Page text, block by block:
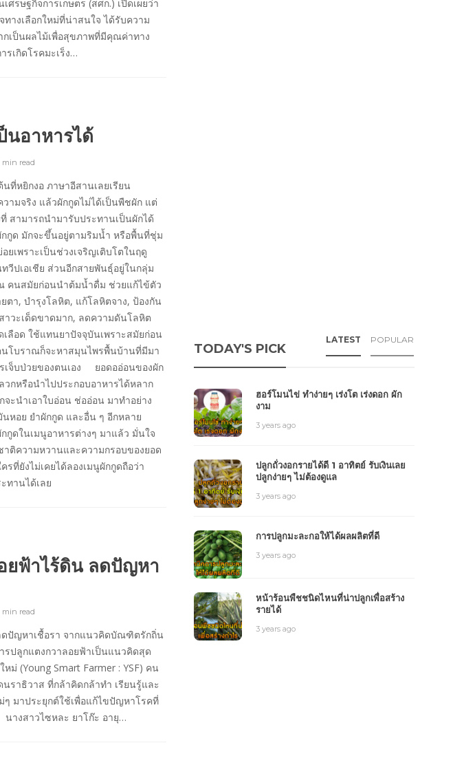
ศรษฐกิจการเกษตร (สศก.) เปิดเผยว่า
ทางเลือกใหม่ที่น่าสนใจ ได้รับความ
กเป็นผลไม้เพื่อสุขภาพที่มีคุณค่าทาง
เกิดโรคมะเร็ง…
นอาหารได้
min read
ที่หยิกงอ ภาษาอีสานเลยเรียน
วามจริง แล้วผักกูดไม่ได้เป็นพืชผัก แต่
สามารถนำมารับประทานเป็นผักได้
กกูด มักจะขึ้นอยู่ตามริมน้ำ หรือพื้นที่ชุ่ม
เพราะเป็นช่วงเจริญเติบโตในฤดู
วีปเอเชีย ส่วนอีกสายพันธุ์อยู่ในกลุ่ม
คนสมัยก่อนนำต้มน้ำดื่ม ช่วยแก้ไข้ตัว
ตา, บำรุงโลหิต, แก้โลหิตจาง, ป้องกัน
าวะเด็ดขาดมาก, ลดความดันโลหิต
เลือด ใช้แทนยาปัจจุบันเพราะสมัยก่อน
นโบราณก็จะหาสมุนไพรพื้นบ้านที่มีมา
เจ็บป่วยของตนเอง ยอดออ่อนของผัก
กหรือนำไปประกอบอาหารได้หลาก
ะนำเอาใบอ่อน ช่ออ่อน มาทำอย่าง
หอย ยำผักกูด และอื่น ๆ อีกหลาย
กูดในเมนูอาหารต่างๆ มาแล้ว มั่นใจ
ติความหวานและความกรอบของยอด
ที่ยังไม่เคยได้ลองเมนูผักกูดถือว่า
ทานได้เลย
ยฟ้าไร้ดิน ลดปัญหา
min read
ปัญหาเชื้อรา จากแนวคิดบัณฑิตรักถิ่น
ปลูกแตงกวาลอยฟ้าเป็นแนวคิดสุด
ม่ (Young Smart Farmer : YSF) คน
นราธิวาส ที่กล้าคิดกล้าทำ เรียนรู้และ
มาประยุกต์ใช้เพื่อแก้ไขปัญหาโรคที่
างสาวไซหละ ยาโก๊ะ อายุ…
TODAY'S PICK
LATEST POPULAR
ฮอร์โมนไข่ ทำง่ายๆ เร่งโต เร่งดอก ผัก
งาม
3 years ago
ปลูกถั่วงอกรายได้ดี 1 อาทิตย์ รับเงินเลย
ปลูกง่ายๆ ไม่ต้องดูแล
3 years ago
การปลูกมะละกอให้ได้ผลผลิตที่ดี
3 years ago
หน้าร้อนพืชชนิดไหนที่น่าปลูกเพื่อสร้าง
รายได้
3 years ago